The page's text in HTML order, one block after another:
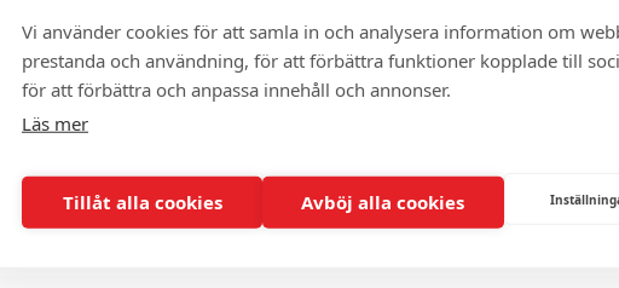
Vi använder cookies för att samla in och analysera information om
prestanda och användning, för att förbättra funktioner kopplade till
för att förbättra och anpassa innehåll och annonser.
Läs mer
Tillåt alla cookies Avböj alla cookies
Rensa